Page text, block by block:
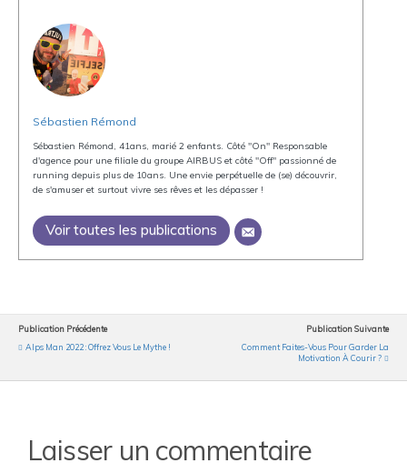
Sébastien Rémond
Sébastien Rémond, 41ans, marié 2 enfants. Côté "On" Responsable
d'agence pour une filiale du groupe AIRBUS et côté "Off" passionné de
running depuis plus de 10ans. Une envie perpétuelle de (se) découvrir,
de s'amuser et surtout vivre ses rêves et les dépasser !
Voir toutes les publications
Publication Précédente
Alps Man 2022 : Offrez Vous Le Mythe !
Publication Suivante
Comment Faites-Vous Pour Garder La
Motivation À Courir ?
Laisser un commentaire